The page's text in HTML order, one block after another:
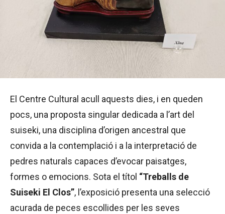
El Centre Cultural acull aquests dies, i en queden
pocs, una proposta singular dedicada a l’art del
suiseki, una disciplina d’origen ancestral que
convida a la contemplació i a la interpretació de
pedres naturals capaces d’evocar paisatges,
formes o emocions. Sota el títol “Treballs de
Suiseki El Clos”, l’exposició presenta una selecció
acurada de peces escollides per les seves